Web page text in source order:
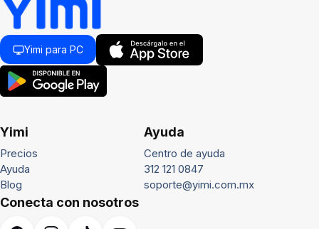
Yimi para PC
Yimi
Precios
Ayuda
Blog
Ayuda
Centro de ayuda
312 121 0847
soporte@yimi.com.mx
Conecta con nosotros